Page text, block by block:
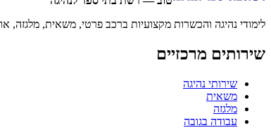
לימודי נהיגה והכשרות מקצועיות ברכב פרטי, משאית, מלגזה,
שירותים מרכזיים
שירותי נהיגה
משאית
מלגזה
עבודה בגובה